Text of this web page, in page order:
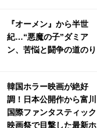
『オーメン』から半世
紀…“悪魔の子”ダミア
ン、苦悩と闘争の道のり
韓国ホラー映画が絶好
調！日本公開作から富川
国際ファンタスティック
映画祭で目撃した最新ホ